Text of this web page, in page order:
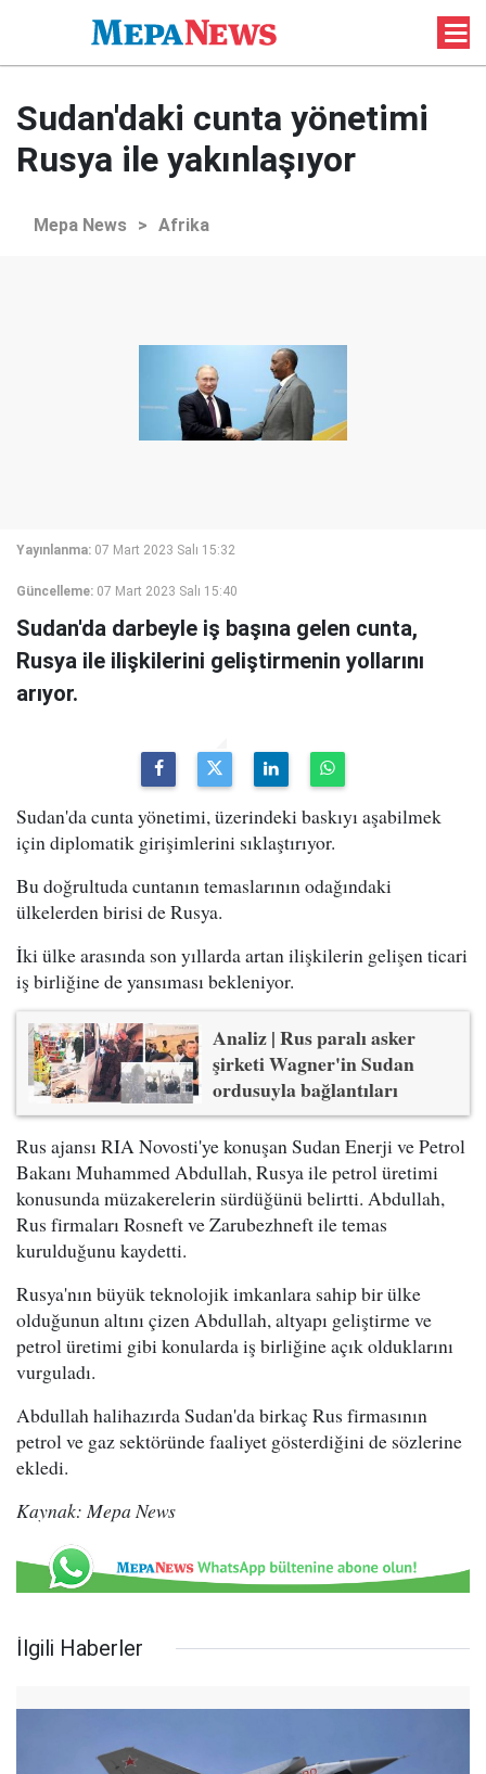
Sudan'daki cunta yönetimi
Rusya ile yakınlaşıyor
Mepa News > Afrika
Yayınlanma: 07 Mart 2023 Salı 15:32
Güncelleme: 07 Mart 2023 Salı 15:40
Sudan'da darbeyle iş başına gelen cunta,
Rusya ile ilişkilerini geliştirmenin yollarını
arıyor.
Sudan'da cunta yönetimi, üzerindeki baskıyı aşabilmek
için diplomatik girişimlerini sıklaştırıyor.
Bu doğrultuda cuntanın temaslarının odağındaki
ülkelerden birisi de Rusya.
İki ülke arasında son yıllarda artan ilişkilerin gelişen ticari
iş birliğine de yansıması bekleniyor.
Analiz | Rus paralı asker
şirketi Wagner'in Sudan
ordusuyla bağlantıları
Rus ajansı RIA Novosti'ye konuşan Sudan Enerji ve Petrol
Bakanı Muhammed Abdullah, Rusya ile petrol üretimi
konusunda müzakerelerin sürdüğünü belirtti. Abdullah,
Rus firmaları Rosneft ve Zarubezhneft ile temas
kurulduğunu kaydetti.
Rusya'nın büyük teknolojik imkanlara sahip bir ülke
olduğunun altını çizen Abdullah, altyapı geliştirme ve
petrol üretimi gibi konularda iş birliğine açık olduklarını
vurguladı.
Abdullah halihazırda Sudan'da birkaç Rus firmasının
petrol ve gaz sektöründe faaliyet gösterdiğini de sözlerine
ekledi.
Kaynak: Mepa News
İlgili Haberler